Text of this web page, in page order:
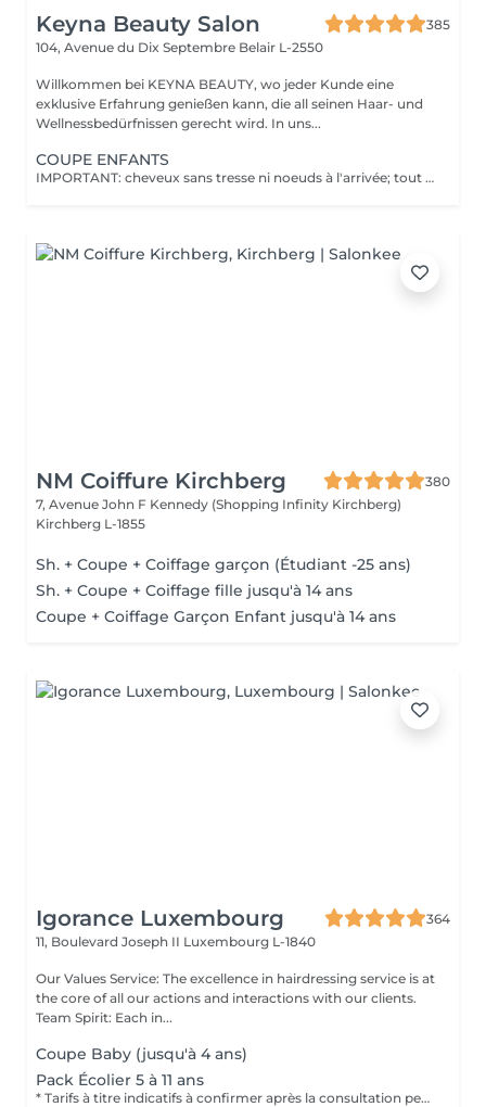
Keyna Beauty Salon
385
104, Avenue du Dix Septembre Belair L-2550
Willkommen bei KEYNA BEAUTY, wo jeder Kunde eine
exklusive Erfahrung genießen kann, die all seinen Haar- und
Wellnessbedürfnissen gerecht wird. In uns...
COUPE ENFANTS
IMPORTANT: cheveux sans tresse ni noeuds à l'arrivée; tout noeuds ou tressage entraîne l'annulation et 50% de la prestation est retenu. Veuillez noter que si un enfant arrive au salon avec des poux, nous ne pourrons pas procéder à la coupe de cheveux pour des raisons de santé et de sécurité. Dans ce cas, le rendez-vous sera tout de même facturé en raison de l'horaire réservé, afin de compenser la perte de chiffre d'affaires. Nous comprenons que cela peut être une situation difficile, et nous vous encourageons à vérifier les cheveux de votre enfant avant le rendez-vous. Merci de votre compréhension !
NM Coiffure Kirchberg
380
7, Avenue John F Kennedy (Shopping Infinity Kirchberg)
Kirchberg L-1855
Sh. + Coupe + Coiffage garçon (Étudiant -25 ans)
Sh. + Coupe + Coiffage fille jusqu'à 14 ans
Coupe + Coiffage Garçon Enfant jusqu'à 14 ans
Igorance Luxembourg
364
11, Boulevard Joseph II Luxembourg L-1840
Our Values Service: The excellence in hairdressing service is at
the core of all our actions and interactions with our clients.
Team Spirit: Each in...
Coupe Baby (jusqu'à 4 ans)
Pack Écolier 5 à 11 ans
* Tarifs à titre indicatifs à confirmer après la consultation personnalisée établit auprès de votre coiffeur/stylist/spécialiste * La direction se réserve le droit dapporter des modifications pour le bon fonctionnement du salon